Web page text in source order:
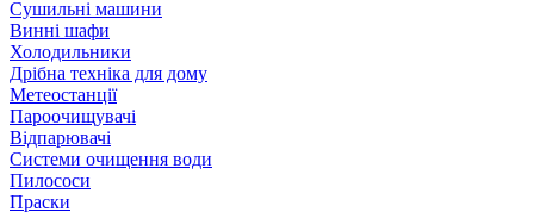
Сушильні машини
Винні шафи
Холодильники
Дрібна техніка для дому
Метеостанції
Пароочищувачі
Відпарювачі
Системи очищення води
Пилососи
Праски